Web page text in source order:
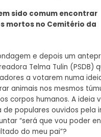
sido comum encontrar
mortos no Cemitério da
e depois um
Telma Tulin (PSDB)
a votarem numa
animais nos mesmos
corpos humanos. A ideia
populares ouvidos pela
“será que vou poder
do meu pai”?